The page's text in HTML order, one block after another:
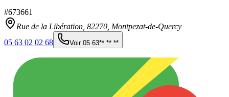
#673661
Rue de la Libération, 82270 Montpezat-de-Quercy
05 63 02 02 68
Voir 05 63** ** **